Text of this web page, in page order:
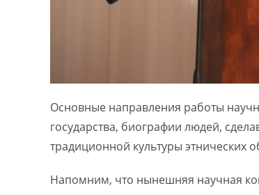
Основные направления работы
государства, биографии людей,
традиционной культуры
Напомним, что нынешняя научная